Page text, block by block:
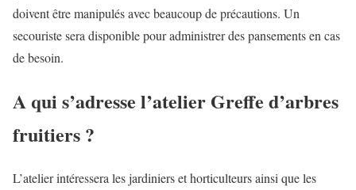
doivent être manipulés avec beaucoup de précautions. Un
secouriste sera disponible pour administrer des pansements en cas
de besoin.
A qui s’adresse l’atelier Greffe d’arbres
fruitiers ?
L’atelier intéressera les jardiniers et horticulteurs ainsi que les